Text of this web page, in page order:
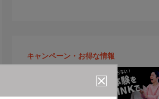
キャンペーン・お得な情報